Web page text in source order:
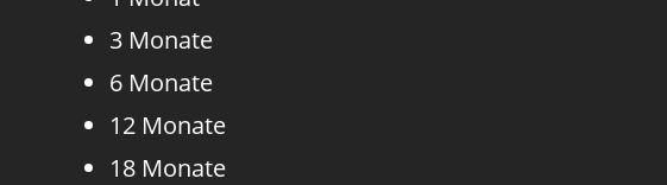
3 Monate
6 Monate
12 Monate
18 Monate